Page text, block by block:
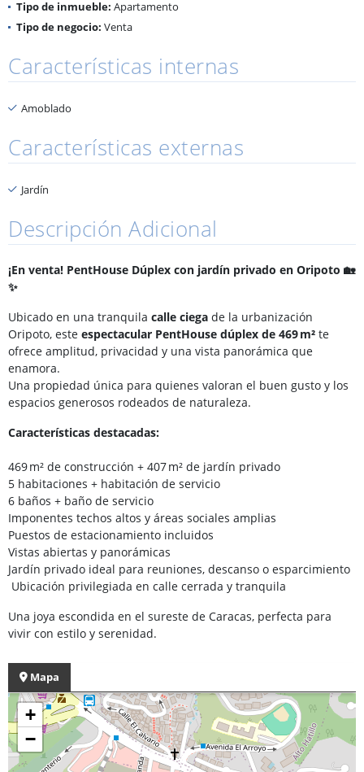
Tipo de inmueble: Apartamento
Tipo de negocio: Venta
Características internas
Amoblado
Características externas
Jardín
Descripción Adicional
¡En venta! PentHouse Dúplex con jardín privado en Oripoto 🏡
✨
Ubicado en una tranquila calle ciega de la urbanización
Oripoto, este espectacular PentHouse dúplex de 469 m² te
ofrece amplitud, privacidad y una vista panorámica que
enamora.
Una propiedad única para quienes valoran el buen gusto y los
espacios generosos rodeados de naturaleza.
Características destacadas:
469 m² de construcción + 407 m² de jardín privado
5 habitaciones + habitación de servicio
6 baños + baño de servicio
Imponentes techos altos y áreas sociales amplias
Puestos de estacionamiento incluidos
Vistas abiertas y panorámicas
Jardín privado ideal para reuniones, descanso o esparcimiento
Ubicación privilegiada en calle cerrada y tranquila
Una joya escondida en el sureste de Caracas, perfecta para
vivir con estilo y serenidad.
Mapa
+
−